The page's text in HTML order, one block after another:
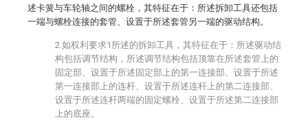
述卡簧与车轮轴之间的螺栓，其特征在于：所述拆卸工具还包括
一端与螺栓连接的套管、设置于所述套管另一端的驱动结构。
2.如权利要求1所述的拆卸工具，其特征在于：所述驱动结
构包括调节结构，所述调节结构包括顶靠在所述套管上的
固定部、设置于所述固定部上的第一连接部、设置于所述
第一连接部上的连杆、设置于所述连杆上的第二连接部、
设置于所述连杆两端的固定螺栓、设置于所述第二连接部
上的底座。